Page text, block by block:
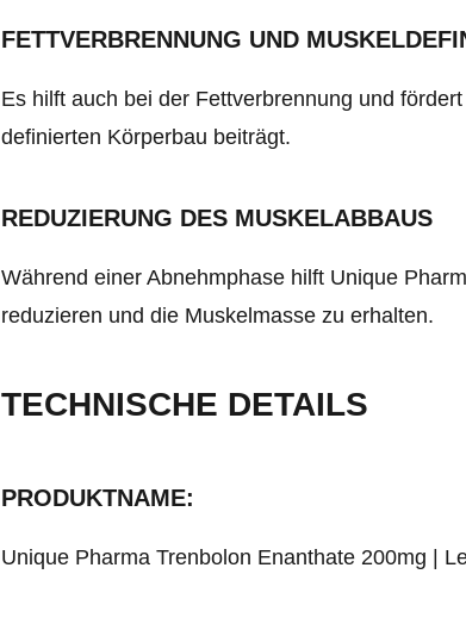
FETTVERBRENNUNG UND
Es hilft auch bei der Fettverbrennung und
definierten Körperbau beiträgt.
REDUZIERUNG DES MUSKELABBAUS
Während einer Abnehmphase hilft Unique
reduzieren und die Muskelmasse zu erhalten.
TECHNISCHE DETAILS
PRODUKTNAME:
Unique Pharma Trenbolon Enanthate 200mg |